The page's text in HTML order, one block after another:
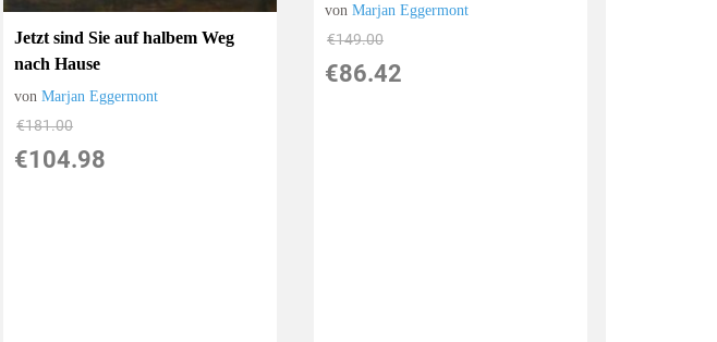
Jetzt sind Sie auf halbem Weg
nach Hause
vonMarjan Eggermont
€181.00
€104.98
vonMarjan Eggermont
€149.00
€86.42